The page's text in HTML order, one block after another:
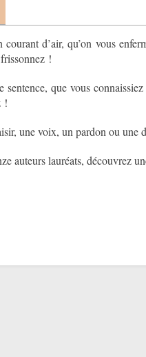
courant d’air, qu’on vous
!
sentence, que vous
!
une voix, un pardon ou
auteurs lauréats, découvrez